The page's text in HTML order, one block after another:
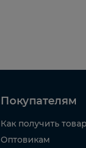
Покупателям
Как получить товар
Оптовикам